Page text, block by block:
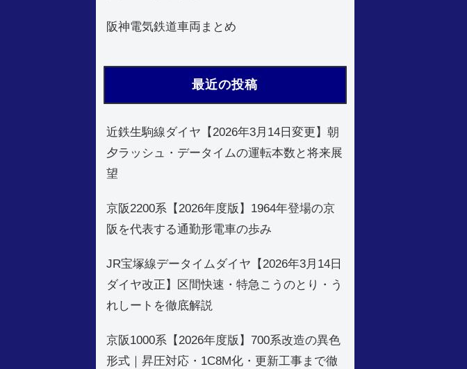
阪神電気鉄道車両まとめ
最近の投稿
近鉄生駒線ダイヤ【2026年3月14日変更】朝
夕ラッシュ・データイムの運転本数と将来展
望
京阪2200系【2026年度版】1964年登場の京
阪を代表する通勤形電車の歩み
JR宝塚線データイムダイヤ【2026年3月14日
ダイヤ改正】区間快速・特急こうのとり・う
れしートを徹底解説
京阪1000系【2026年度版】700系改造の異色
形式｜昇圧対応・1C8M化・更新工事まで徹